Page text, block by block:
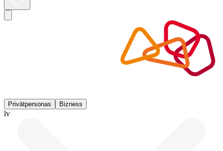
Privātpersonas Bizness
lv